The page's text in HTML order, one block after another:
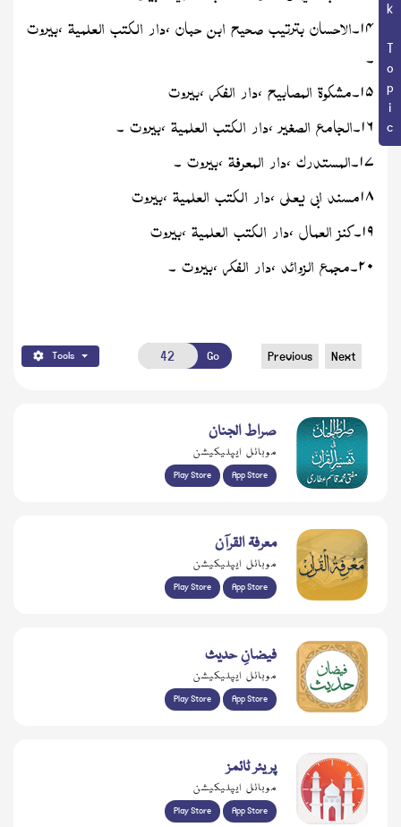
۱۴۔الاحسانبترتیبصحیحابنحبان،دارالکتبالعلمیۃ،بیروت
۔
۱۵۔مشکوۃالمصابیح،دارالفکر،بیروت
۱۶۔الجامعالصغیر،دارالکتبالعلمیۃ،بیروت ۔
۱۷۔المستدرک،دارالمعرفۃ،بیروت ۔
۱۸مسندابییعلی،دارالکتبالعلمیۃ،بیروت
۱۹۔کنزالعمال،دارالکتبالعلمیۃ،بیروت
۲۰۔مجمعالزوائد،دارالفکر،بیروت ۔
Tools Go Previous Next
صراط الجنان
موبائل ایپلیکیشن
Play Store App Store
معرفۃ القرآن
موبائل ایپلیکیشن
Play Store App Store
فیضانِ حدیث
موبائل ایپلیکیشن
Play Store App Store
پریئر ٹائمز
موبائل ایپلیکیشن
Play Store App Store